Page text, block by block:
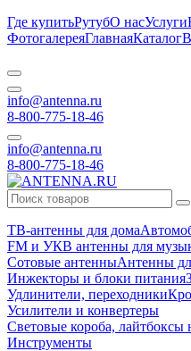
Где купитьРутубО насУслуги
ФотогалереяГлавнаяКаталог
info@antenna.ru
8-800-775-18-46
info@antenna.ru
8-800-775-18-46
ТВ-антенны для дома
FM и УКВ антенны для
Сотовые антенныАнтенны
Инжекторы и блоки питания
Удлинители, переходники
Усилители и конвертеры
Световые короба,
Инструменты